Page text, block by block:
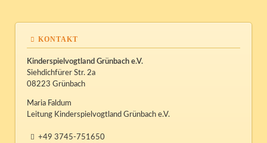
KONTAKT
Kinderspielvogtland Grünbach e.V.
Siehdichfürer Str. 2a
08223 Grünbach
Maria Faldum
Leitung Kinderspielvogtland Grünbach e.V.
+49 3745-751650